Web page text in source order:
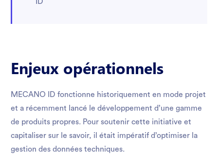
Enjeux opérationnels
MECANO ID fonctionne historiquement en mode projet
et a récemment lancé le développement d’une gamme
de produits propres. Pour soutenir cette initiative et
capitaliser sur le savoir, il était impératif d’optimiser la
gestion des données techniques.